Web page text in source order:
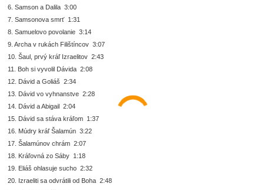
6. Samson a Dalila 3:00
7. Samsonova smrť 1:31
8. Samuelovo povolanie 3:14
9. Archa v rukách Filištíncov 3:07
10. Šaul, prvý kráľ Izraelitov 2:43
11. Boh si vyvolil Dávida 2:08
12. Dávid a Goliáš 2:34
13. Dávid vo vyhnanstve 2:28
14. Dávid a Abigail 2:04
15. Dávid sa stáva kráľom 1:37
16. Múdry kráľ Šalamún 3:22
17. Šalamúnov chrám 2:07
18. Kráľovná zo Sáby 1:18
19. Eliáš ohlasuje sucho 2:32
20. Izraeliti sa odvrátili od Boha 2:48